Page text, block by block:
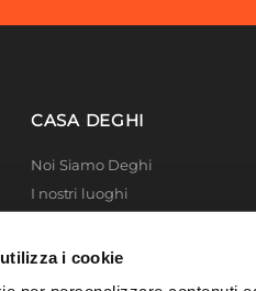
i cookie
CASA DEGHI
Noi Siamo Deghi
I nostri luoghi
MFT - La produzione